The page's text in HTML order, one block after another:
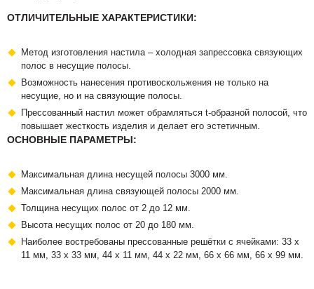
ОТЛИЧИТЕЛЬНЫЕ ХАРАКТЕРИСТИКИ:
Метод изготовления настила – холодная запрессовка связующих
полос в несущие полосы.
Возможность нанесения противоскольжения не только на
несущие, но и на связующие полосы.
Прессованный настил может обрамляться t-образной полосой, что
повышает жесткость изделия и делает его эстетичным.
ОСНОВНЫЕ ПАРАМЕТРЫ:
Максимальная длина несущей полосы 3000 мм.
Максимальная длина связующей полосы 2000 мм.
Толщина несущих полос от 2 до 12 мм.
Высота несущих полос от 20 до 180 мм.
Наиболее востребованы прессованные решётки с ячейками: 33 х
11 мм, 33 х 33 мм, 44 х 11 мм, 44 х 22 мм, 66 х 66 мм, 66 х 99 мм.